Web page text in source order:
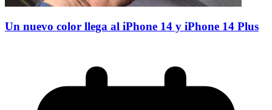
Un nuevo color llega al iPhone 14 y iPhone 14 Plus